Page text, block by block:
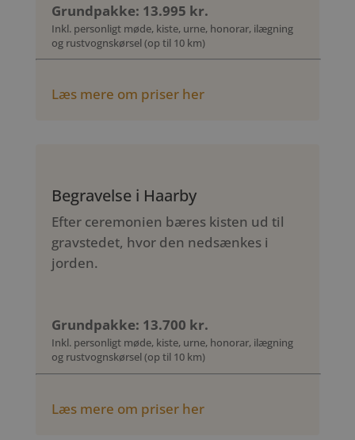
Grundpakke: 13.995 kr.
Inkl. personligt møde, kiste, urne, honorar, ilægning
og rustvognskørsel (op til 10 km)
Læs mere om priser her
Begravelse i Haarby
Efter ceremonien bæres kisten ud til
gravstedet, hvor den nedsænkes i
jorden.
Grundpakke: 13.700 kr.
Inkl. personligt møde, kiste, urne, honorar, ilægning
og rustvognskørsel (op til 10 km)
Læs mere om priser her